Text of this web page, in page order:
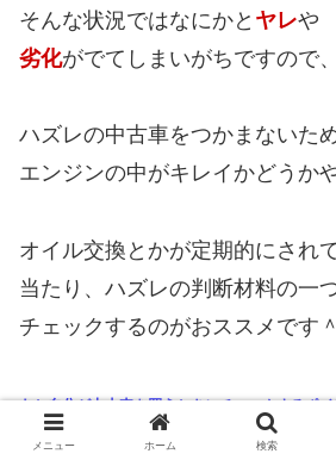
そんな状況ではなにかと ヤレや
劣化がでてしまいがちですので、
ハズレの中古車をつかまないた
エンジンの中がキレイかどうか
オイル交換とかが定期的にされ
当たり、ハズレの判断材料の一
チェックするのがおススメです
あと自分が中古車を買うときにチェックするポ
座席のサポート部分とかにひどいシワやヨレ、
メニュー ホーム 検索